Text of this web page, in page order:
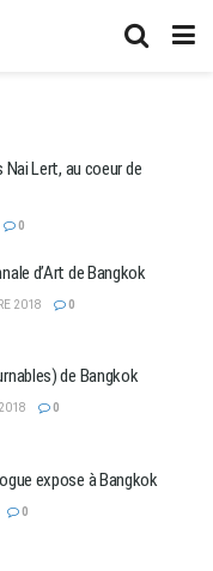
Lert, au coeur de
0
d’Art de Bangkok
2018 0
de Bangkok
0
expose à Bangkok
0